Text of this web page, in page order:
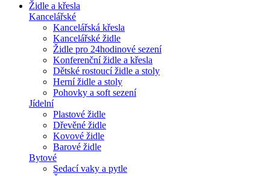
Židle a křesla
Kancelářské
Kancelářská křesla
Kancelářské židle
Židle pro 24hodinové sezení
Konferenční židle a křesla
Dětské rostoucí židle a stoly
Herní židle a stoly
Pohovky a soft sezení
Jídelní
Plastové židle
Dřevěné židle
Kovové židle
Barové židle
Bytové
Sedací vaky a pytle